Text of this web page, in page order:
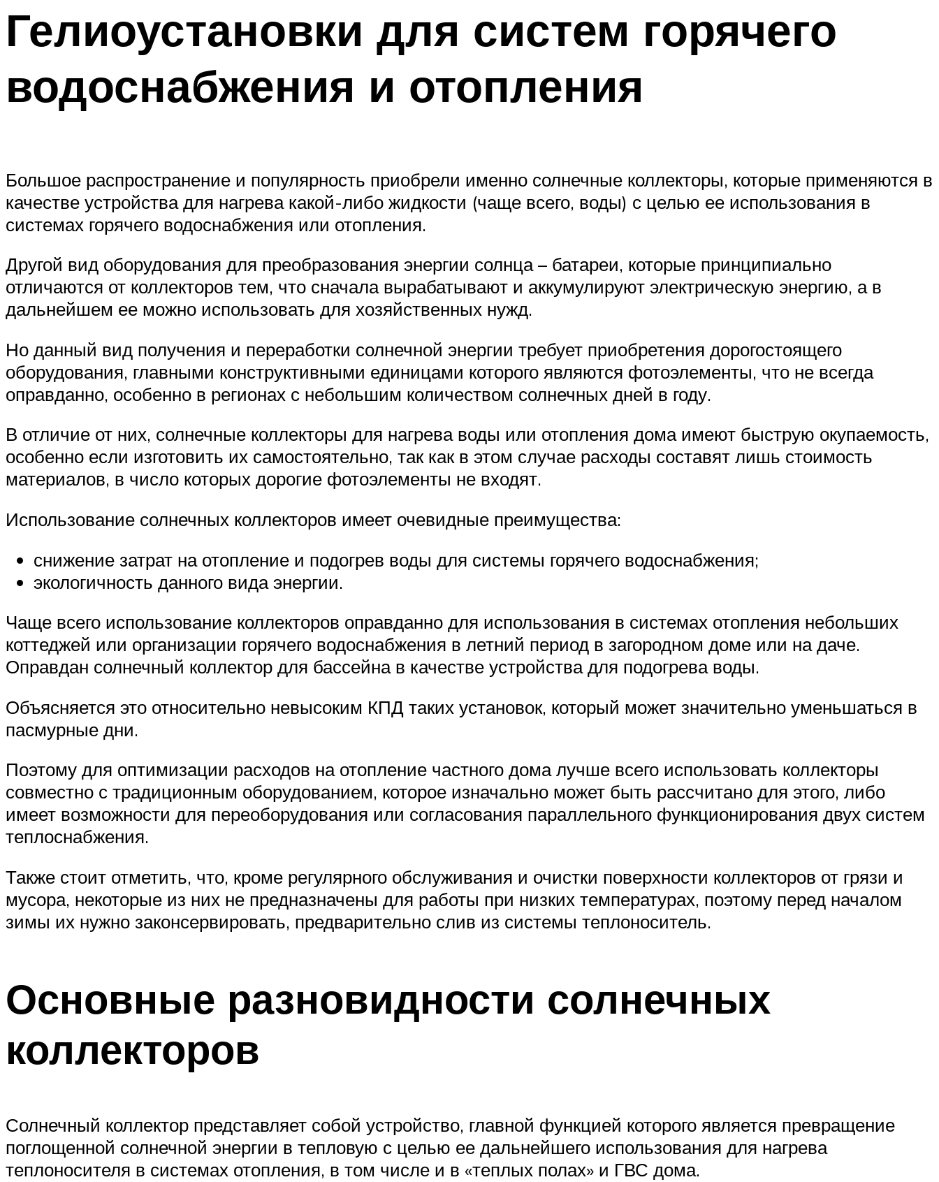
Гелиоустановки для систем горячего
водоснабжения и отопления
Большое распространение и популярность приобрели именно солнечные коллекторы, которые применяются в
качестве устройства для нагрева какой-либо жидкости (чаще всего, воды) с целью ее использования в
системах горячего водоснабжения или отопления.
Другой вид оборудования для преобразования энергии солнца – батареи, которые принципиально
отличаются от коллекторов тем, что сначала вырабатывают и аккумулируют электрическую энергию, а в
дальнейшем ее можно использовать для хозяйственных нужд.
Но данный вид получения и переработки солнечной энергии требует приобретения дорогостоящего
оборудования, главными конструктивными единицами которого являются фотоэлементы, что не всегда
оправданно, особенно в регионах с небольшим количеством солнечных дней в году.
В отличие от них, солнечные коллекторы для нагрева воды или отопления дома имеют быструю окупаемость,
особенно если изготовить их самостоятельно, так как в этом случае расходы составят лишь стоимость
материалов, в число которых дорогие фотоэлементы не входят.
Использование солнечных коллекторов имеет очевидные преимущества:
снижение затрат на отопление и подогрев воды для системы горячего водоснабжения;
экологичность данного вида энергии.
Чаще всего использование коллекторов оправданно для использования в системах отопления небольших
коттеджей или организации горячего водоснабжения в летний период в загородном доме или на даче.
Оправдан солнечный коллектор для бассейна в качестве устройства для подогрева воды.
Объясняется это относительно невысоким КПД таких установок, который может значительно уменьшаться в
пасмурные дни.
Поэтому для оптимизации расходов на отопление частного дома лучше всего использовать коллекторы
совместно с традиционным оборудованием, которое изначально может быть рассчитано для этого, либо
имеет возможности для переоборудования или согласования параллельного функционирования двух систем
теплоснабжения.
Также стоит отметить, что, кроме регулярного обслуживания и очистки поверхности коллекторов от грязи и
мусора, некоторые из них не предназначены для работы при низких температурах, поэтому перед началом
зимы их нужно законсервировать, предварительно слив из системы теплоноситель.
Основные разновидности солнечных
коллекторов
Солнечный коллектор представляет собой устройство, главной функцией которого является превращение
поглощенной солнечной энергии в тепловую с целью ее дальнейшего использования для нагрева
теплоносителя в системах отопления, в том числе и в «теплых полах» и ГВС дома.